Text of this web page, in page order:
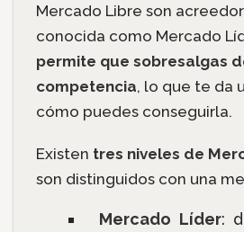
Mercado Libre son
conocida como Mercado
permite que sobresalgas
competencia, lo que te da
cómo puedes conseguirla.
Existen tres niveles de
son distinguidos con una
Mercado Líder: